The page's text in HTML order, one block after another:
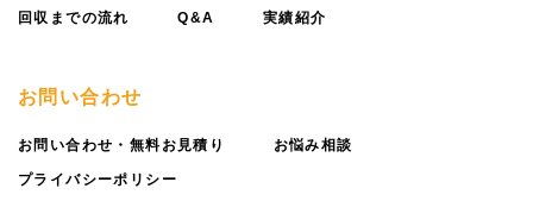
回収までの流れ Q&A 実績紹介
お問い合わせ
お問い合わせ・無料お見積り お悩み相談
プライバシーポリシー